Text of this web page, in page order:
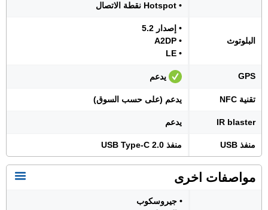
• Hotspot نقطة الاتصال
البلوتوث
• إصدار 5.2
• A2DP
• LE
GPS يدعم
تقنية NFC يدعم (على حسب السوق)
IR blaster يدعم
منفذ USB منفذ USB Type-C 2.0
مواصفات اخرى
• جيروسكوب